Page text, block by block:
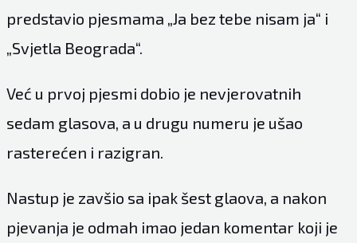
predstavio pjesmama „Ja bez tebe nisam ja“ i
„Svjetla Beograda“.
Već u prvoj pjesmi dobio je nevjerovatnih
sedam glasova, a u drugu numeru je ušao
rasterećen i razigran.
Nastup je zavšio sa ipak šest glaova, a nakon
pjevanja je odmah imao jedan komentar koji je